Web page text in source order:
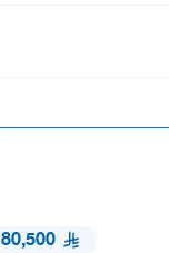
80,500